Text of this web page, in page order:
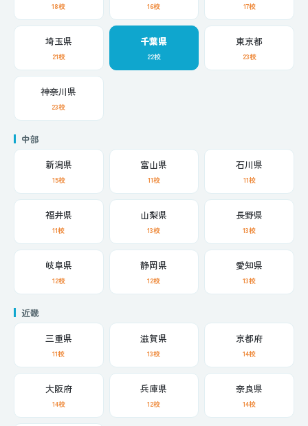
18校 16校 17校
埼玉県
21校
千葉県
22校
東京都
23校
神奈川県
23校
中部
新潟県
15校
富山県
11校
石川県
11校
福井県
11校
山梨県
13校
長野県
13校
岐阜県
12校
静岡県
12校
愛知県
13校
近畿
三重県
11校
滋賀県
13校
京都府
14校
大阪府
14校
兵庫県
12校
奈良県
14校